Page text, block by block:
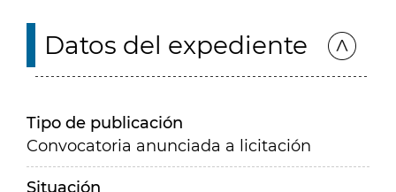
Datos del expediente
Tipo de publicación
Convocatoria anunciada a licitación
Situación